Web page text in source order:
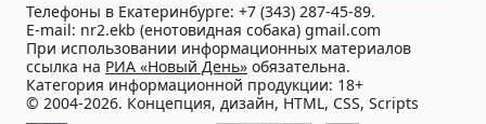
Телефоны в Екатеринбурге: +7 (343) 287-45-89.
E-mail: nr2.ekb (енотовидная собака) gmail.com
При использовании информационных материалов
ссылка на РИА «Новый День» обязательна.
Категория информационной продукции: 18+
© 2004-2026. Концепция, дизайн, HTML, CSS, Scripts